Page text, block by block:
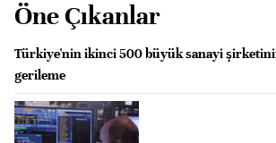
Öne Çıkanlar
Türkiye'nin ikinci 500 büyük sanayi
gerileme